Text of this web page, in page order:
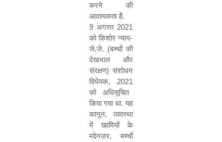
करने की
आवश्यकता है.
9 अगस्त 2021
को किशोर न्याय-
जे.जे. (बच्चों की
देखभाल और
संरक्षण) संशोधन
विधेयक, 2021
को अधिसूचित
किया गया था. यह
कानून, व्यवस्था
में खामियों के
मद्देनज़र, बच्चों